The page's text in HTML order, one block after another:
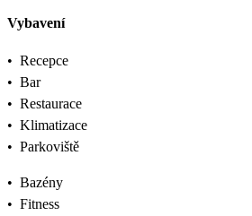
Vybavení
• Recepce
• Bar
• Restaurace
• Klimatizace
• Parkoviště
• Bazény
• Fitness